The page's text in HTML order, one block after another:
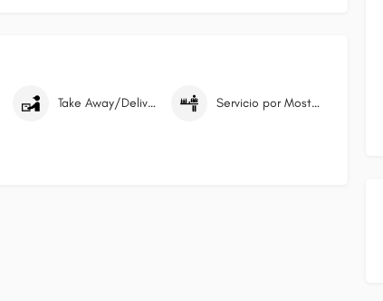
Take Away/Delivery Servicio por Mostrador/Caja